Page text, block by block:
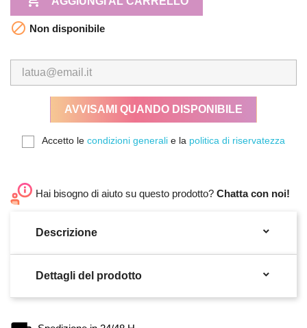
 Non disponibile
AVVISAMI QUANDO DISPONIBILE
Accetto le condizioni generali e la politica di riservatezza
Hai bisogno di aiuto su questo prodotto? Chatta con noi!
Descrizione 
Dettagli del prodotto 